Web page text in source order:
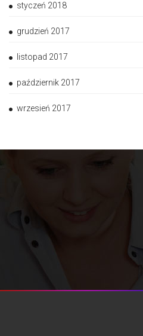
styczeń 2018
grudzień 2017
listopad 2017
październik 2017
wrzesień 2017